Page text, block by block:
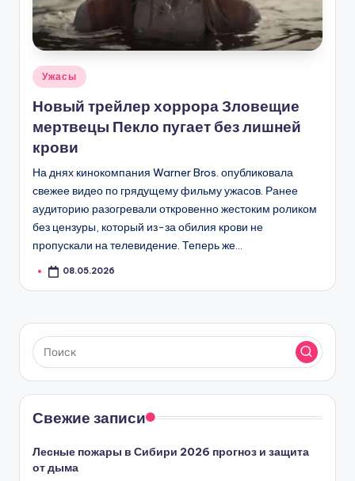
Опубликовано
Ужасы
Новый трейлер хоррора Зловещие
мертвецы Пекло пугает без лишней
крови
На днях кинокомпания Warner Bros. опубликовала
свежее видео по грядущему фильму ужасов. Ранее
аудиторию разогревали откровенно жестоким роликом
без цензуры, который из-за обилия крови не
пропускали на телевидение. Теперь же…
08.05.2026
Свежие записи
Лесные пожары в Сибири 2026 прогноз и защита
от дыма